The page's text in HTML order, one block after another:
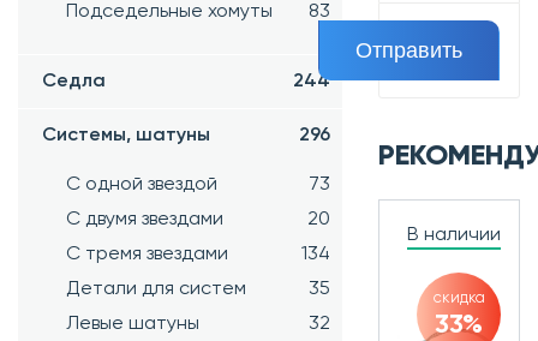
Подседельные хомуты
83
Седла 244
Системы, шатуны 296
С одной звездой
73
С двумя звездами
20
С тремя звездами
134
Детали для систем
35
Левые шатуны
32
В наличии
скидка
33%